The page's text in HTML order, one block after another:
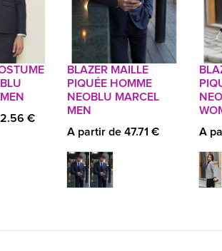
€
BLAZER MAILLE
PIQUÉE HOMME
NEOBLU MARCEL
MEN
A partir de 47.71 €
A